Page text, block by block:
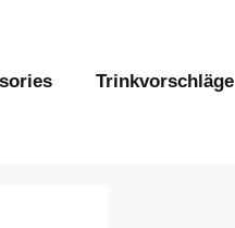
Trinkvorschläge